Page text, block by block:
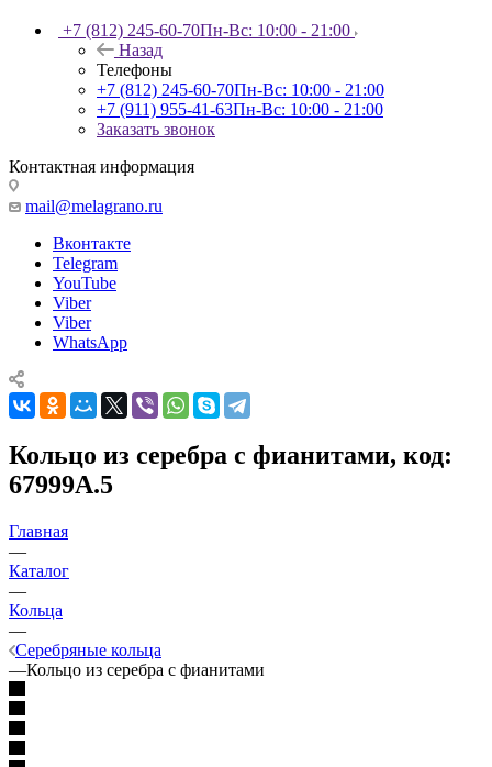
+7 (812) 245-60-70Пн-Вс: 10:00 - 21:00
Назад
Телефоны
+7 (812) 245-60-70Пн-Вс: 10:00 - 21:00
+7 (911) 955-41-63Пн-Вс: 10:00 - 21:00
Заказать звонок
Контактная информация
mail@melagrano.ru
Вконтакте
Telegram
YouTube
Viber
Viber
WhatsApp
Кольцо из серебра с фианитами, код:
67999А.5
Главная
—
Каталог
—
Кольца
—
Серебряные кольца
—Кольцо из серебра с фианитами